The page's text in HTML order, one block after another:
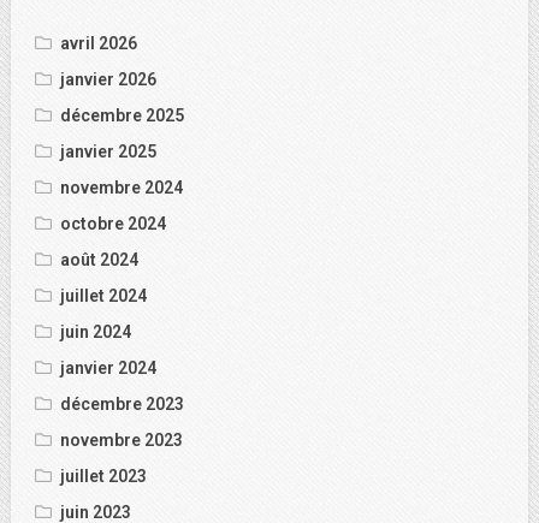
avril 2026
janvier 2026
décembre 2025
janvier 2025
novembre 2024
octobre 2024
août 2024
juillet 2024
juin 2024
janvier 2024
décembre 2023
novembre 2023
juillet 2023
juin 2023